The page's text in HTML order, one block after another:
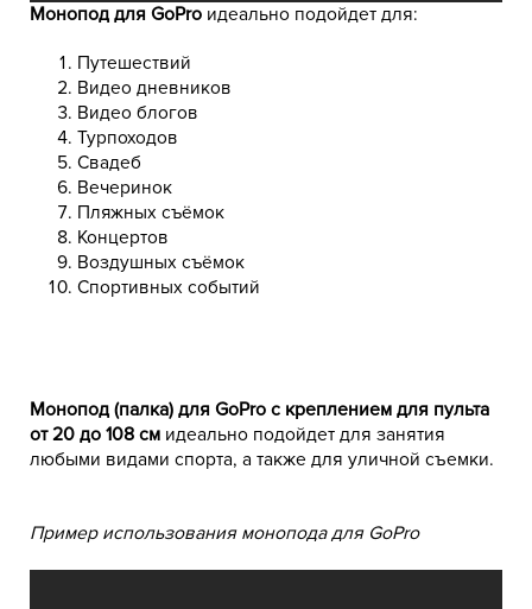
Монопод для GoPro идеально подойдет для:
Путешествий
Видео дневников
Видео блогов
Турпоходов
Свадеб
Вечеринок
Пляжных съёмок
Концертов
Воздушных съёмок
Спортивных событий
Монопод (палка) для GoPro с креплением для пульта
от 20 до 108 см идеально подойдет для занятия
любыми видами спорта, а также для уличной съемки.
Пример использования монопода для GoPro